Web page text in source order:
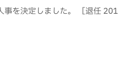
を決定しました。 ［退任